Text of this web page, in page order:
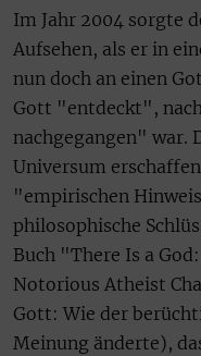
Im Jahr 2004 sorgte
Aufsehen, als er in
nun doch an einen
Gott "entdeckt",
nachgegangen" war.
Universum
"empirischen
philosophische
Buch "There Is a
Notorious Atheist
Gott: Wie der
Meinung änderte),